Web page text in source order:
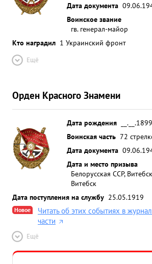
Дата документа
Воинское звание
гв. генерал-майор
Кто наградил 1 Украинский фронт
Ещё
Орден Красного Знамени
Дата рождения
__.__.1899
Воинская часть 72
Дата документа
Дата и место призыва
Белорусская ССР,
Витебск
Дата поступления на службу 25.05.1919
Новое
Читать об этих событиях в
части
Ещё